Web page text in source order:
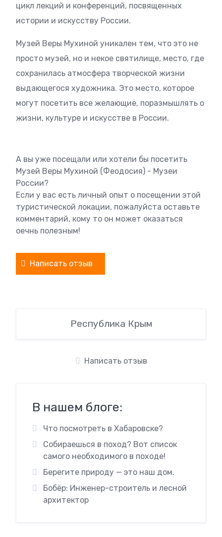
цикл лекций и конференций, посвященных
истории и искусству России.
Музей Веры Мухиной уникален тем, что это не
просто музей, но и некое святилище, место, где
сохранилась атмосфера творческой жизни
выдающегося художника. Это место, которое
могут посетить все желающие, поразмышлять о
жизни, культуре и искусстве в России.
А вы уже посещали или хотели бы посетить
Музей Веры Мухиной (Феодосия) - Музеи
России?
Если у вас есть личный опыт о посещении этой
туристической локации, пожалуйста оставьте
комментарий, кому то он может оказаться
оечнь полезным!
Написать отзыв
Республика Крым
Написать отзыв
В нашем блоге:
Что посмотреть в Хабаровске?
Собираешься в поход? Вот список
самого необходимого в походе!
Берегите природу — это наш дом.
Бобёр: Инженер-строитель и лесной
архитектор